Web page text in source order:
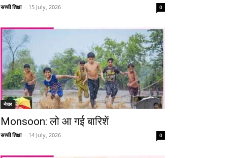
सच्ची शिक्षा - 15 July, 2026 0
नेचर
Monsoon: लो आ गई बारिशें
सच्ची शिक्षा - 14 July, 2026 0